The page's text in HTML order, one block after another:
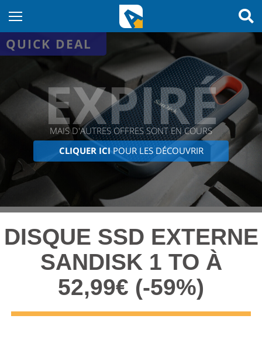
QUICK DEAL
EXPIRÉ
MAIS D'AUTRES OFFRES SONT EN COURS
CLIQUER ICI POUR LES DÉCOUVRIR
DISQUE SSD EXTERNE
SANDISK 1 TO À
52,99€ (-59%)